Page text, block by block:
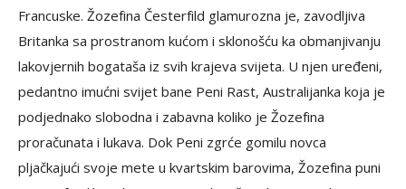
Francuske. Žozefina Česterfild glamurozna je, zavodljiva
Britanka sa prostranom kućom i sklonošću ka obmanjivanju
lakovjernih bogataša iz svih krajeva svijeta. U njen uređeni,
pedantno imućni svijet bane Peni Rast, Australijanka koja je
podjednako slobodna i zabavna koliko je Žozefina
proračunata i lukava. Dok Peni zgrće gomilu novca
pljačkajući svoje mete u kvartskim barovima, Žozefina puni